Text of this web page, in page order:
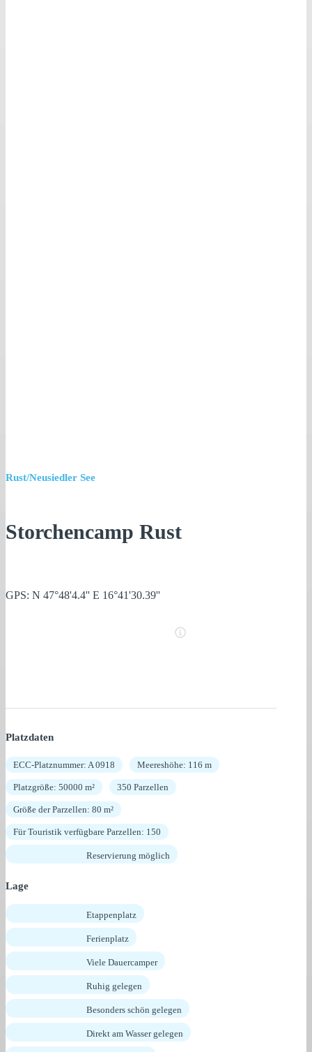
Rust/Neusiedler See
Storchencamp Rust
GPS: N 47°48'4.4'' E 16°41'30.39''
Platzdaten
ECC-Platznummer: A 0918 Meereshöhe: 116 m
Platzgröße: 50000 m² 350 Parzellen
Größe der Parzellen: 80 m²
Für Touristik verfügbare Parzellen: 150
Reservierung möglich
Lage
Etappenplatz
Ferienplatz
Viele Dauercamper
Ruhig gelegen
Besonders schön gelegen
Direkt am Wasser gelegen